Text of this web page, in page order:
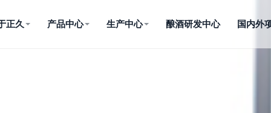
正久 产品中心 生产中心 酿酒研发中心 国内外